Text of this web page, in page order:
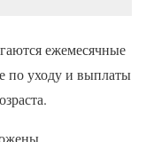
ежемесячные
по уходу и выплаты